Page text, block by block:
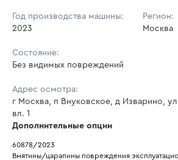
Год производства машины:
2023
Регион:
Москва
Состояние:
Без видимых повреждений
Адрес осмотра:
г Москва, п Внуковское, д Изварино,
вл. 1
Дополнительные опции
60878/2023
Вмятины/царапины повреждения